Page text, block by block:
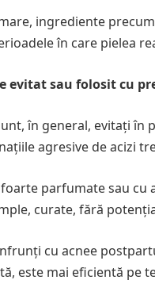
ingrediente
în care pielea
evitat sau folosit cu
în general, evitați în
agresive de acizi
parfumate sau cu
curate, fără
cu acnee
este mai eficientă pe